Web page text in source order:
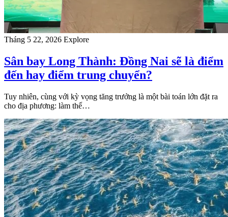
Tháng 5 22, 2026 Explore
Sân bay Long Thành: Đồng Nai sẽ là điểm
đến hay điểm trung chuyển?
Tuy nhiên, cùng với kỳ vọng tăng trưởng là một bài toán lớn đặt ra
cho địa phương: làm thế…